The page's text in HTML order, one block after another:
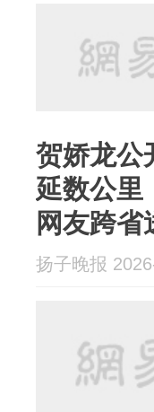
贺娇龙公
延数公里
网友跨省
扬子晚报